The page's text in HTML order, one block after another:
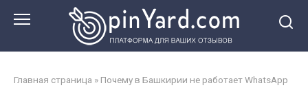
Главная страница » Почему в Башкирии не работает WhatsApp